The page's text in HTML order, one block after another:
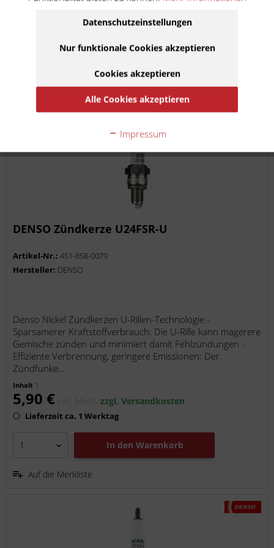
11,90 €
Lieferzeit ca. 1 Werktag
In den Warenkorb
DENSO Zündkerze U24FSR-U
Artikel-Nr.:451-858-0079
Hersteller: DENSO
Denso Nickel Zündkerzen U-Rillen-Technologie -
Sparsamerer Kraftstoffverbrauch: Die U-Rille kann magerere
Gemische zünden und minimiert damit Fehlzündungen -
Effiziente Verbrennung, geringere Emissionen: Der
Zündfunke...
Inhalt 1
5,90 € inkl. MwSt.zzgl. Versandkosten
Lieferzeit ca. 1 Werktag
In den Warenkorb
Auf die Merkliste
Datenschutzeinstellungen
Nur funktionale Cookies akzeptieren
Cookies akzeptieren
Alle Cookies akzeptieren
Impressum